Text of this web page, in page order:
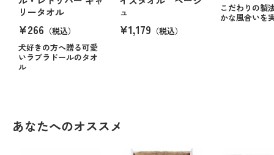
リータオル
¥266 （税込）
犬好きの方へ贈る可愛
いラブラドールのタオ
ル
ュ
¥1,179 （税込）
こだわりの製
かな風合いを
あなたへのオススメ